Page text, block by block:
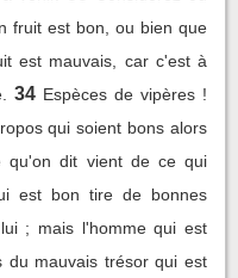
fruit est bon, ou bien que
est mauvais, car c'est à
34 Espèces de vipères !
qui soient bons alors
qu'on dit vient de ce qui
est bon tire de bonnes
; mais l'homme qui est
du mauvais trésor qui est